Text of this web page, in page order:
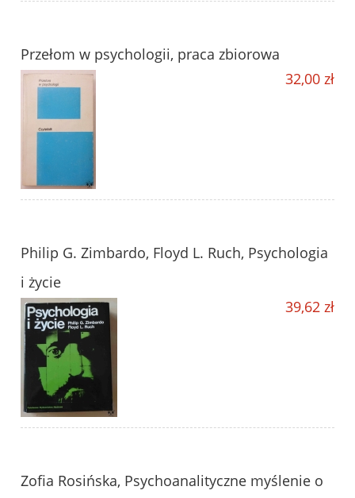
Przełom w psychologii, praca zbiorowa
32,00 zł
Philip G. Zimbardo, Floyd L. Ruch, Psychologia
i życie
39,62 zł
Zofia Rosińska, Psychoanalityczne myślenie o